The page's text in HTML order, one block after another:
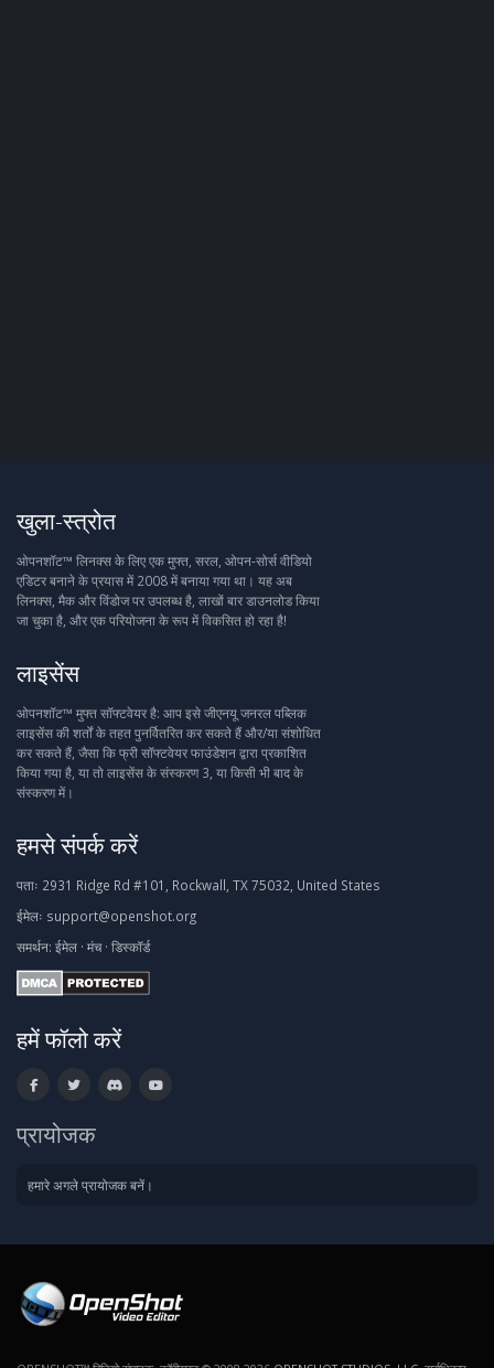
खुला-स्त्रोत
ओपनशॉट™ लिनक्स के लिए एक मुफ्त, सरल, ओपन-सोर्स वीडियो
एडिटर बनाने के प्रयास में 2008 में बनाया गया था। यह अब
लिनक्स, मैक और विंडोज पर उपलब्ध है, लाखों बार डाउनलोड किया
जा चुका है, और एक परियोजना के रूप में विकसित हो रहा है!
लाइसेंस
ओपनशॉट™ मुफ्त सॉफ्टवेयर है: आप इसे जीएनयू जनरल पब्लिक
लाइसेंस की शर्तों के तहत पुनर्वितरित कर सकते हैं और/या संशोधित
कर सकते हैं, जैसा कि फ्री सॉफ्टवेयर फाउंडेशन द्वारा प्रकाशित
किया गया है, या तो लाइसेंस के संस्करण 3, या किसी भी बाद के
संस्करण में।
हमसे संपर्क करें
पताः 2931 Ridge Rd #101, Rockwall, TX 75032, United States
ईमेलः support@openshot.org
समर्थन: ईमेल · मंच· डिस्कॉर्ड
हमें फॉलो करें
प्रायोजक
हमारे अगले प्रायोजक बनें।